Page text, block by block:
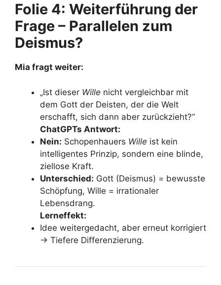
Folie 4: Weiterführung der
Frage – Parallelen zum
Deismus?
Mia fragt weiter:
„Ist dieser Wille nicht vergleichbar mit
dem Gott der Deisten, der die Welt
erschafft, sich dann aber zurückzieht?“
ChatGPTs Antwort:
Nein: Schopenhauers Wille ist kein
intelligentes Prinzip, sondern eine blinde,
ziellose Kraft.
Unterschied: Gott (Deismus) = bewusste
Schöpfung, Wille = irrationaler
Lebensdrang.
Lerneffekt:
Idee weitergedacht, aber erneut korrigiert
→ Tiefere Differenzierung.